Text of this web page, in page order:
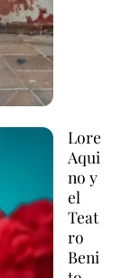
Lore
Aqui
no y
el
Teat
ro
Beni